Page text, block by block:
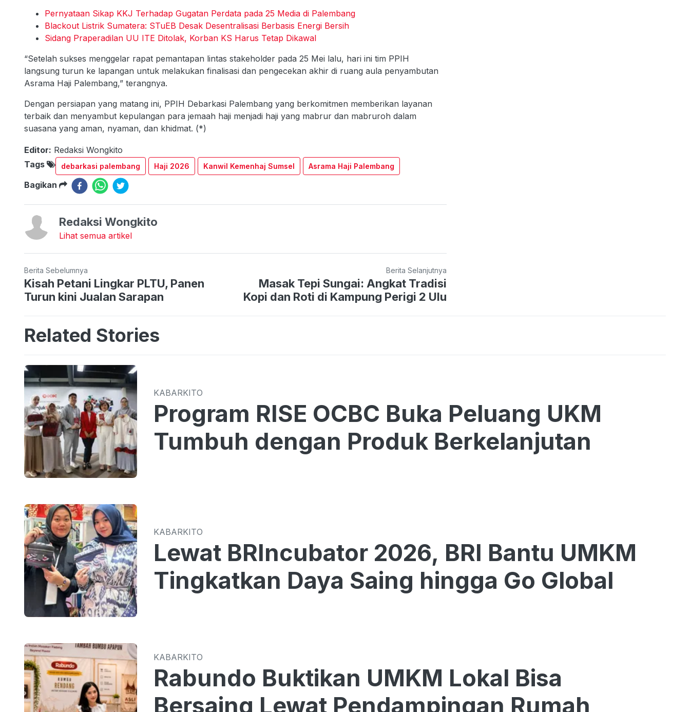
Pernyataan Sikap KKJ Terhadap Gugatan Perdata pada 25 Media di Palembang
Blackout Listrik Sumatera: STuEB Desak Desentralisasi Berbasis Energi Bersih
Sidang Praperadilan UU ITE Ditolak, Korban KS Harus Tetap Dikawal
“Setelah sukses menggelar rapat pemantapan lintas stakeholder pada 25 Mei lalu, hari ini tim PPIH
langsung turun ke lapangan untuk melakukan finalisasi dan pengecekan akhir di ruang aula penyambutan
Asrama Haji Palembang,” terangnya.
Dengan persiapan yang matang ini, PPIH Debarkasi Palembang yang berkomitmen memberikan layanan
terbaik dan menyambut kepulangan para jemaah haji menjadi haji yang mabrur dan mabruroh dalam
suasana yang aman, nyaman, dan khidmat. (*)
Editor: Redaksi Wongkito
Tags
debarkasi palembang Haji 2026 Kanwil Kemenhaj Sumsel Asrama Haji Palembang
Bagikan
Redaksi Wongkito
Lihat semua artikel
Berita Sebelumnya
Kisah Petani Lingkar PLTU, Panen
Turun kini Jualan Sarapan
Berita Selanjutnya
Masak Tepi Sungai: Angkat Tradisi
Kopi dan Roti di Kampung Perigi 2 Ulu
Related Stories
KABARKITO
Program RISE OCBC Buka Peluang UKM
Tumbuh dengan Produk Berkelanjutan
KABARKITO
Lewat BRIncubator 2026, BRI Bantu UMKM
Tingkatkan Daya Saing hingga Go Global
KABARKITO
Rabundo Buktikan UMKM Lokal Bisa
Bersaing Lewat Pendampingan Rumah